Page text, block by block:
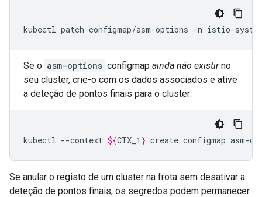
kubectl patch configmap/asm-options -n istio-
Se o asm-options configmap ainda não existirno
seu cluster, crie-o com os dados associados e ative
a deteção de pontos finais para o cluster:
kubectl --context ${CTX_1 } create configmap asm-
Se anular o registo de um cluster na frota sem desativar a
deteção de pontos finais, os segredos podem permanecer